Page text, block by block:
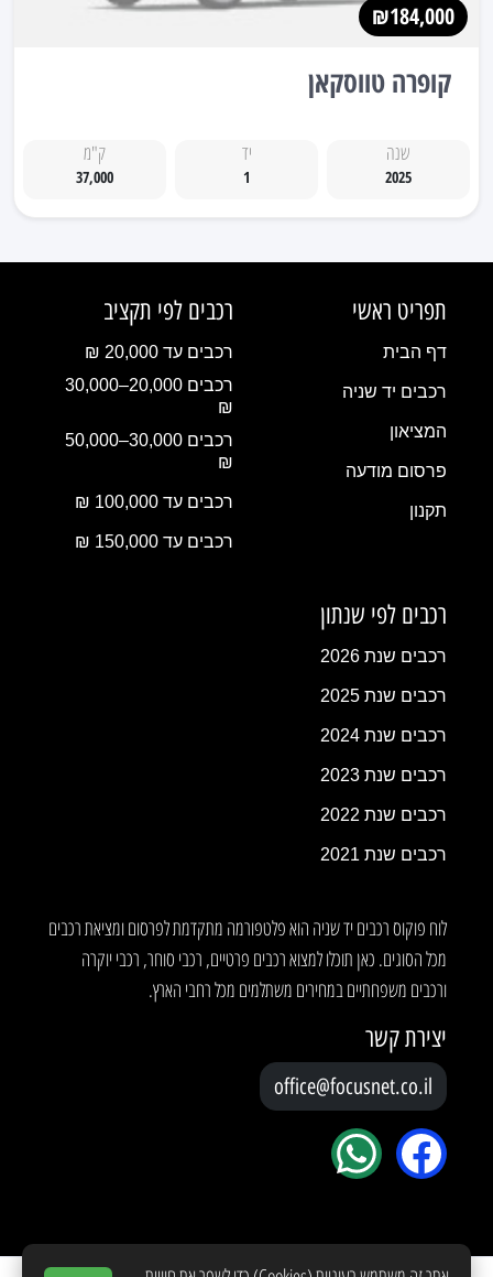
₪184,000
קופרה טווסקאן
שנה
2025
יד
1
ק"מ
37,000
תפריט ראשי
דף הבית
רכבים יד שניה
המציאון
פרסום מודעה
תקנון
רכבים לפי תקציב
רכבים עד 20,000 ₪
רכבים 20,000–30,000
₪
רכבים 30,000–50,000
₪
רכבים עד 100,000 ₪
רכבים עד 150,000 ₪
רכבים לפי שנתון
רכבים שנת 2026
רכבים שנת 2025
רכבים שנת 2024
רכבים שנת 2023
רכבים שנת 2022
רכבים שנת 2021
לוח פוקוס רכבים יד שניה הוא פלטפורמה מתקדמת לפרסום ומציאת רכבים
מכל הסוגים. כאן תוכלו למצוא רכבים פרטיים, רכבי סוחר, רכבי יוקרה
ורכבים משפחתיים במחירים משתלמים מכל רחבי הארץ.
יצירת קשר
office@focusnet.co.il